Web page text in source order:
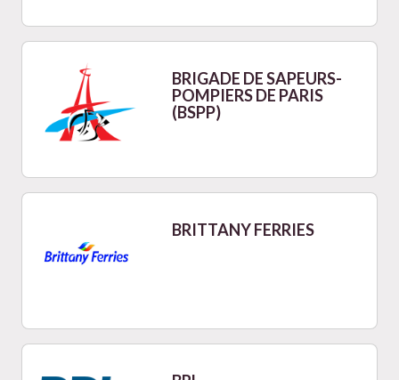
BRIGADE DE SAPEURS-
POMPIERS DE PARIS
(BSPP)
BRITTANY FERRIES